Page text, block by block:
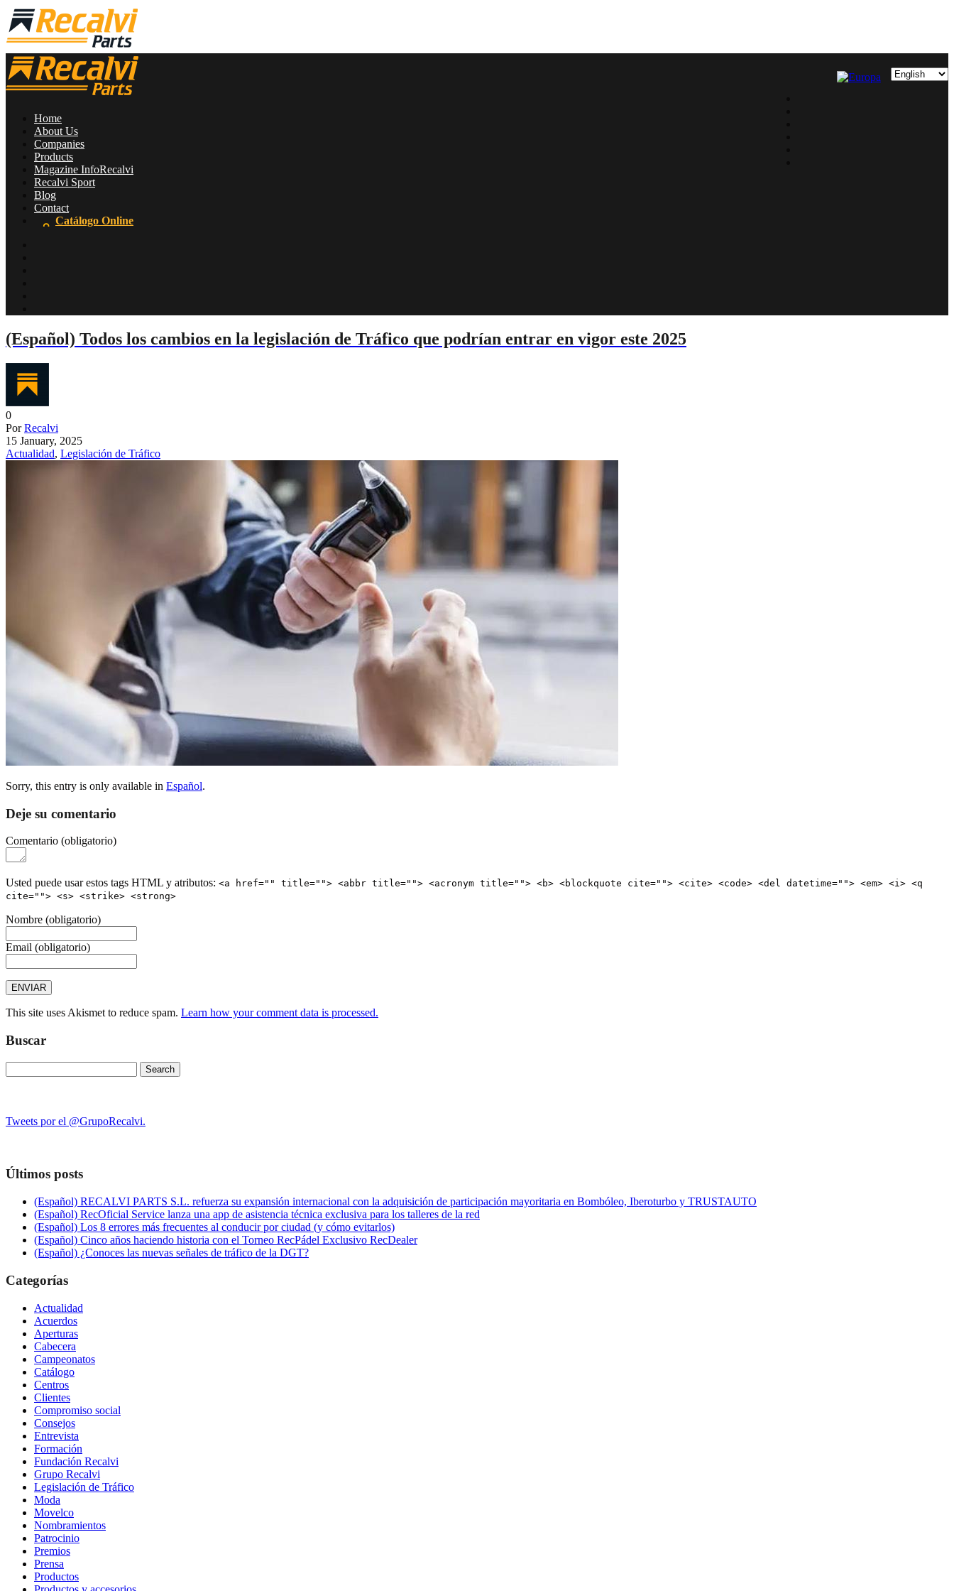
Home
About Us
Companies
Products
Magazine InfoRecalvi
Recalvi Sport
Blog
Contact
Catálogo Online
(Español) Todos los cambios en la legislación de Tráfico que podrían entrar en vigor este 2025
0
PorRecalvi
15 January, 2025
Actualidad, Legislación de Tráfico
Sorry, this entry is only available in Español.
Deje su comentario
Comentario (obligatorio)
Usted puede usar estos tags HTML y atributos: <a href="" title=""> <abbr title=""> <acronym title=""> <b> <blockquote cite=""> <cite> <code> <del datetime=""> <em> <i> <q
cite=""> <s> <strike> <strong>
Nombre (obligatorio)
Email (obligatorio)
This site uses Akismet to reduce spam. Learn how your comment data is processed.
Buscar
for:
Tweets por el @GrupoRecalvi.
Últimos posts
(Español) RECALVI PARTS S.L. refuerza su expansión internacional con la adquisición de participación mayoritaria en Bombóleo, Iberoturbo y TRUSTAUTO
(Español) RecOficial Service lanza una app de asistencia técnica exclusiva para los talleres de la red
(Español) Los 8 errores más frecuentes al conducir por ciudad (y cómo evitarlos)
(Español) Cinco años haciendo historia con el Torneo RecPádel Exclusivo RecDealer
(Español) ¿Conoces las nuevas señales de tráfico de la DGT?
Categorías
Actualidad
Acuerdos
Aperturas
Cabecera
Campeonatos
Catálogo
Centros
Clientes
Compromiso social
Consejos
Entrevista
Formación
Fundación Recalvi
Grupo Recalvi
Legislación de Tráfico
Moda
Movelco
Nombramientos
Patrocinio
Premios
Prensa
Productos